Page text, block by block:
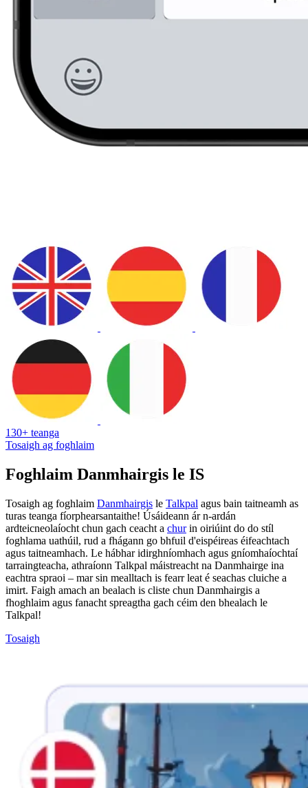
130+ teanga
Tosaigh ag foghlaim
Foghlaim Danmhairgis le IS
Tosaigh ag foghlaim Danmhairgis le Talkpal agus bain taitneamh as
turas teanga fíorphearsantaithe! Úsáideann ár n-ardán
ardteicneolaíocht chun gach ceacht a churin oiriúint do do stíl
foghlama uathúil, rud a fhágann go bhfuil d'eispéireas éifeachtach
agus taitneamhach. Le hábhar idirghníomhach agus gníomhaíochtaí
tarraingteacha, athraíonn Talkpal máistreacht na Danmhairge ina
eachtra spraoi – mar sin mealltach is fearr leat é seachas cluiche a
imirt. Faigh amach an bealach is cliste chun Danmhairgis a
fhoghlaim agus fanacht spreagtha gach céim den bhealach le
Talkpal!
Tosaigh